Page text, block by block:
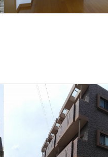
(^^♪ 延岡市で賃貸物件・アパート・マンションをお探しなら、五